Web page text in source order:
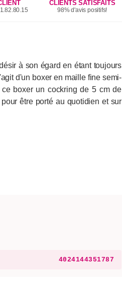
CLIENTS SATISFAITS
98% d'avis positifs!
à son égard en étant toujours
d'un boxer en maille fine semi-
boxer un cockring de 5 cm de
être porté au quotidien et sur
4024144351787